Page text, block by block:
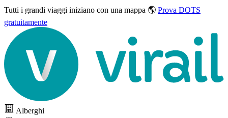
Tutti i grandi viaggi iniziano con una mappa 🌎 Prova DOTS
gratuitamente
Alberghi